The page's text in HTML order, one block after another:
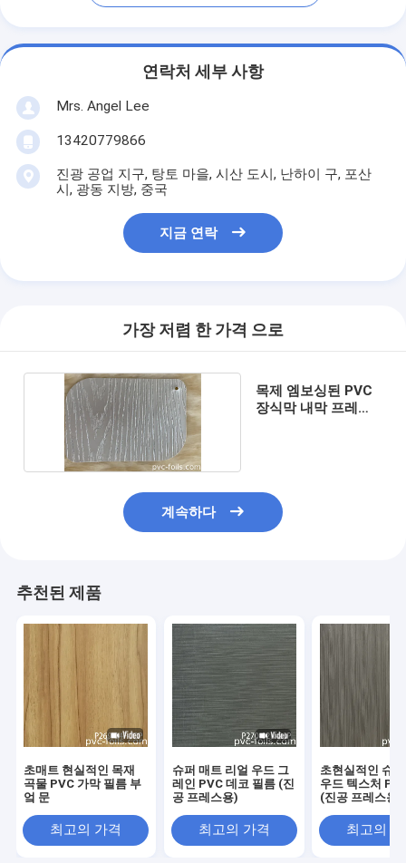
연락처 세부 사항
Mrs. Angel Lee
13420779866
진광 공업 지구, 탕토 마을, 시산 도시, 난하이 구, 포산
시, 광동 지방, 중국
지금 연락
가장 저렴 한 가격 으로
목제 엠보싱된 PVC
장식막 내막 프레스
계속하다
추천된 제품
초매트 현실적인 목재
곡물 PVC 가막 필름 부
엌 문
최고의 가격
슈퍼 매트 리얼 우드 그
레인 PVC 데코 필름 (진
공 프레스용)
최고의 가격
초현실적인 슈
우드 텍스처
(진공 프레스용)
최고의